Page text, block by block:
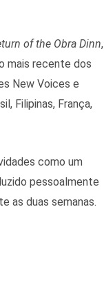
of the Obra Dinn,
mais recente dos
New Voices e
Filipinas, França,
como um
pessoalmente
as duas semanas.